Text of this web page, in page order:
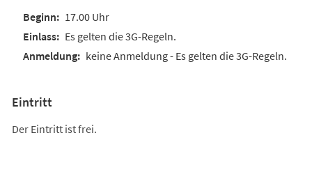
17.00 Uhr
Es gelten die 3G-Regeln.
keine Anmeldung - Es gelten die 3G-Regeln.
Eintritt
Der Eintritt ist frei.